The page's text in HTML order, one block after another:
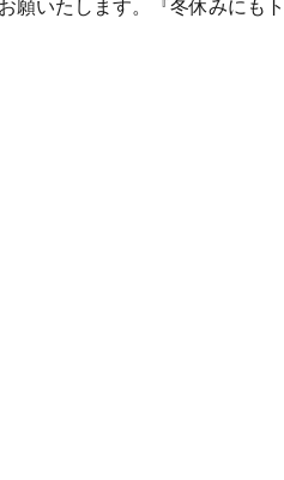
願いたします。『冬休みにもト